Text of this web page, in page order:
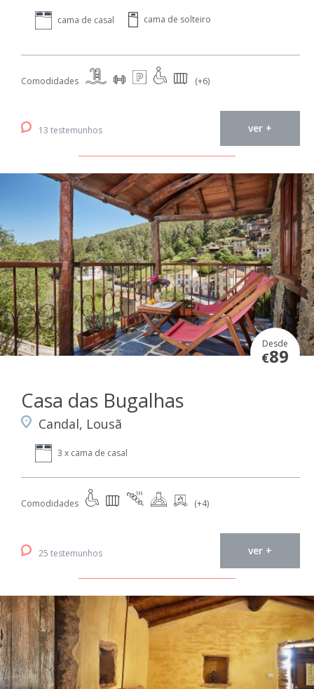
cama de casal cama de solteiro
Comodidades (+6)
13 testemunhos ver +
Desde
€89
Casa das Bugalhas
Candal, Lousã
3 x cama de casal
Comodidades (+4)
25 testemunhos ver +